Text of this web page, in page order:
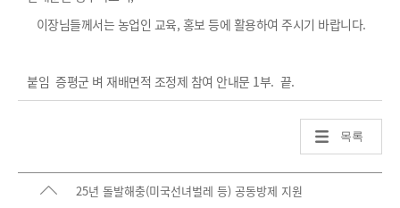
이장님들께서는 농업인 교육, 홍보 등에 활용하여 주시기 바랍니다.
붙임 증평군 벼 재배면적 조정제 참여 안내문 1부. 끝.
목록
25년 돌발해충(미국선녀벌레 등) 공동방제 지원